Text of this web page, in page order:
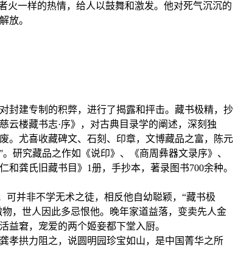
火一样的热情，给人以鼓舞和激发。他对死气沉沉的
放。
封建专制的积弊，进行了揭露和抨击。藏书极精，抄
云楼藏书志·序》，对古典目录学的阐述，深刻独
。尤喜收藏碑文、石刻、印章，文博藏品之富，陈元
研究藏品之作如《说印》、《商周彝器文录序》、
龚氏旧藏书目》1册，手抄本，著录图书700余种。
并非不学无术之徒，相反他自幼聪颖，“藏书极
，世人因此多忌恨他。晚年家道益落，变卖先人金
益窘，宠爱的两个姬妾都下堂入厨。
孝拱力阻之，说圆明园珍宝如山，是中国菁华之所